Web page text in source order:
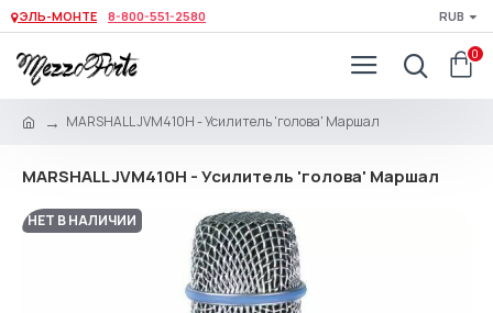
ЭЛЬ-МОНТЕ 8-800-551-2580 RUB
0
MARSHALL JVM410H - Усилитель 'голова' Маршал
MARSHALL JVM410H - Усилитель 'голова' Маршал
НЕТ В НАЛИЧИИ